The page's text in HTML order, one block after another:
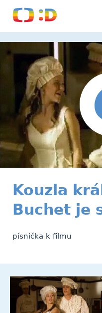
Kouzla
Buchet je
písnička k filmu